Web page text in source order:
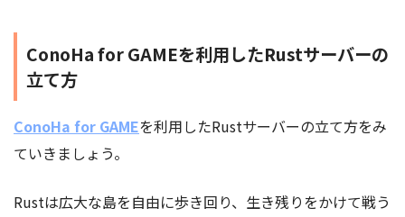
ConoHa for GAMEを利用したRustサーバーの
立て方
ConoHa for GAMEを利用したRustサーバーの立て方をみ
ていきましょう。
Rustは広大な島を自由に歩き回り、生き残りをかけて戦う